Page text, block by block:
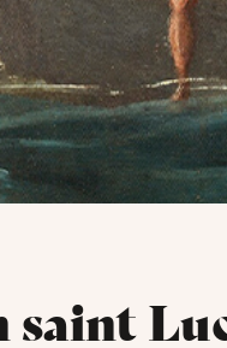
saint